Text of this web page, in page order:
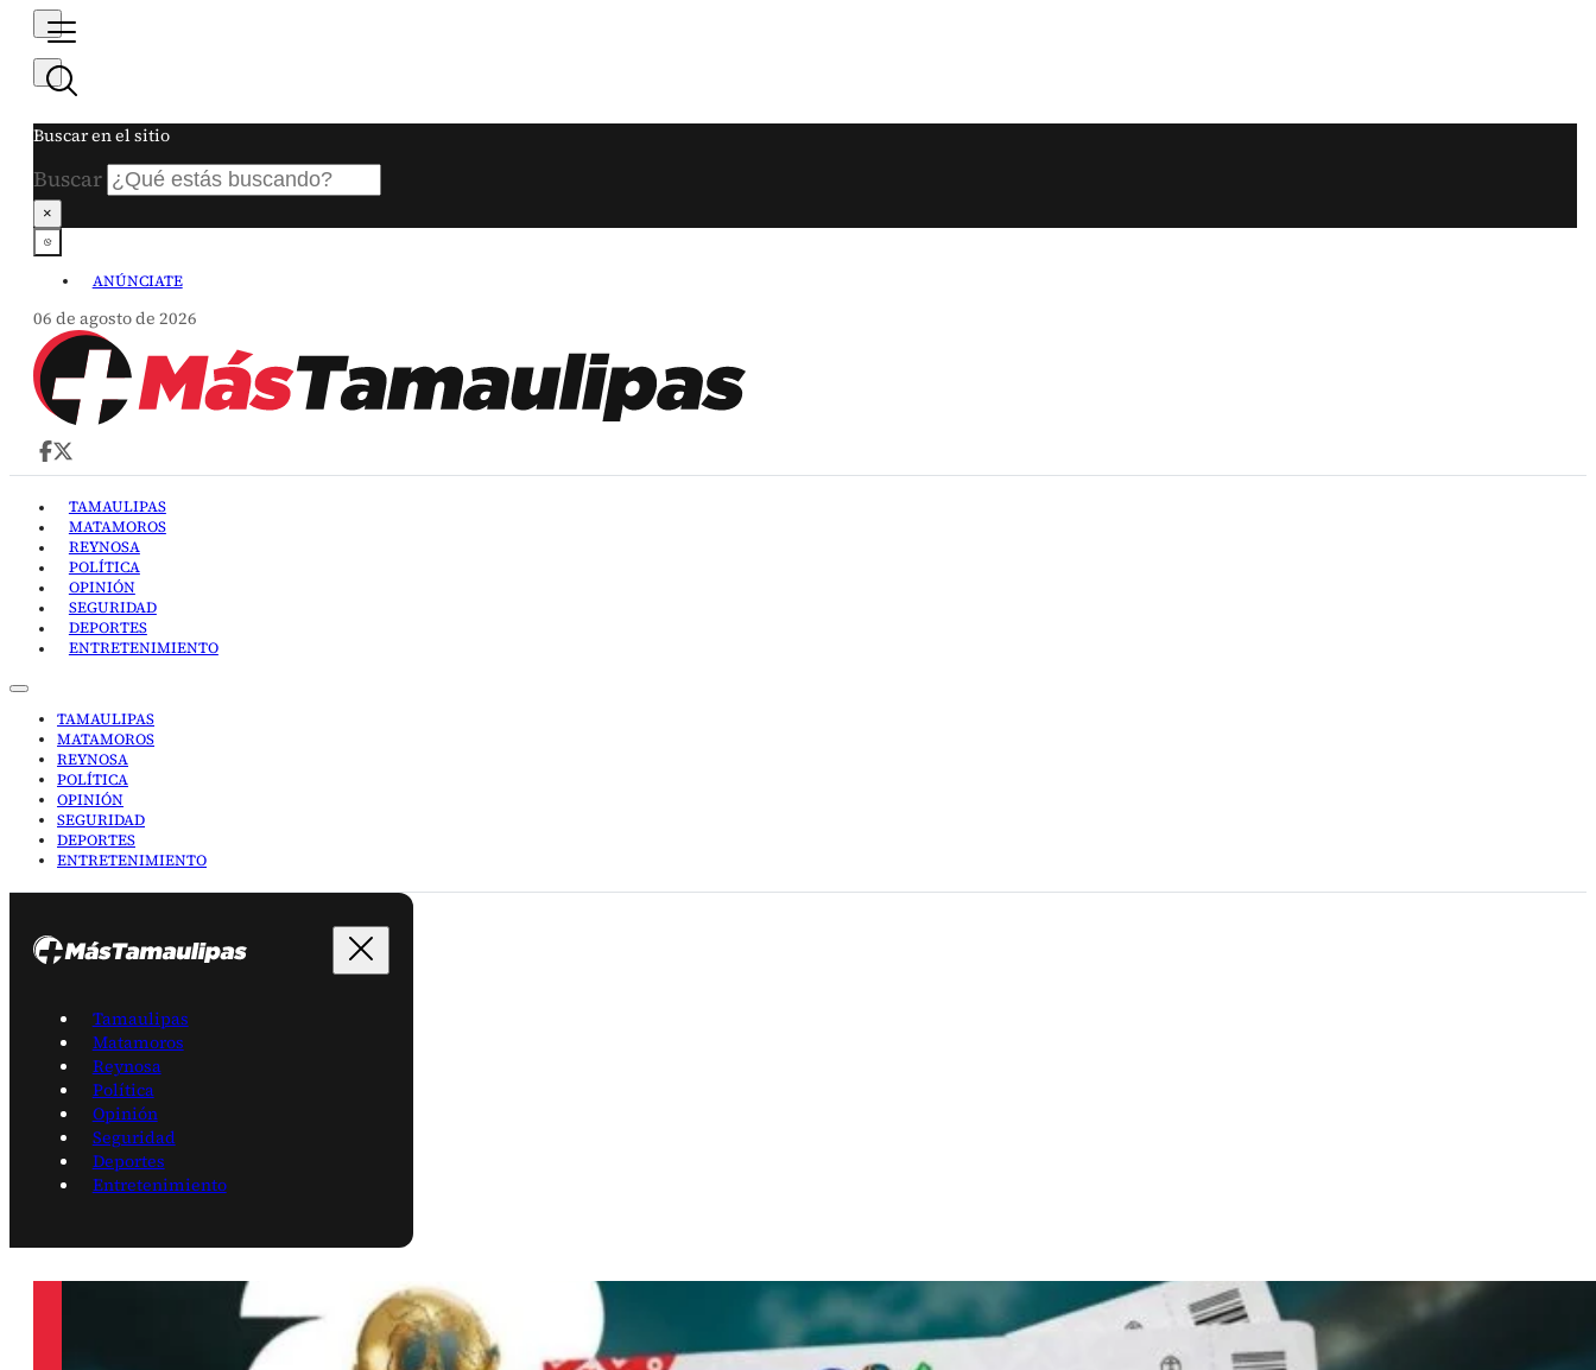
Buscar en el sitio
Buscar
×
ANÚNCIATE
06 de agosto de 2026
TAMAULIPAS
MATAMOROS
REYNOSA
POLÍTICA
OPINIÓN
SEGURIDAD
DEPORTES
ENTRETENIMIENTO
TAMAULIPAS
MATAMOROS
REYNOSA
POLÍTICA
OPINIÓN
SEGURIDAD
DEPORTES
ENTRETENIMIENTO
Tamaulipas
Matamoros
Reynosa
Política
Opinión
Seguridad
Deportes
Entretenimiento